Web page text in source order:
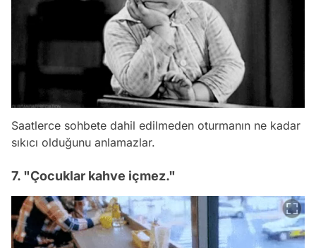
Saatlerce sohbete dahil edilmeden oturmanın ne kadar
sıkıcı olduğunu anlamazlar.
7. "Çocuklar kahve içmez."